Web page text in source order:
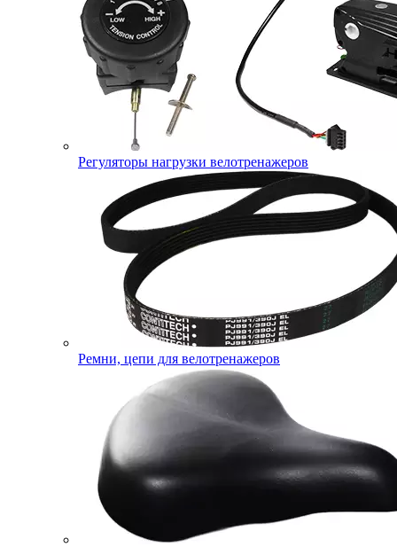
Регуляторы нагрузки велотренажеров
Ремни, цепи для велотренажеров